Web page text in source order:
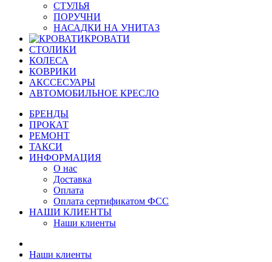
СТУЛЬЯ
ПОРУЧНИ
НАСАДКИ НА УНИТАЗ
КРОВАТИ
СТОЛИКИ
КОЛЕСА
КОВРИКИ
АКССЕСУАРЫ
АВТОМОБИЛЬНОЕ КРЕСЛО
БРЕНДЫ
ПРОКАТ
РЕМОНТ
ТАКСИ
ИНФОРМАЦИЯ
О нас
Доставка
Оплата
Оплата сертификатом ФСС
НАШИ КЛИЕНТЫ
Наши клиенты
Наши клиенты